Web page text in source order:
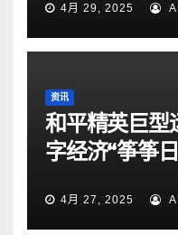
4月 29, 2025
资讯
和平精英巨型
字经济“筝筝
4月 27, 2025